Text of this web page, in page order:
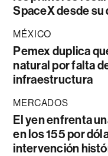
SpaceX desde
MÉXICO
Pemex duplica
natural por falta
infraestructura
MERCADOS
El yen enfrenta
en los 155 por
intervención